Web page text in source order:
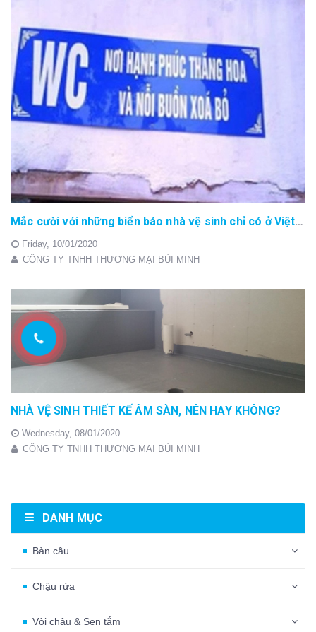
Mắc cười với những biển báo nhà vệ sinh chỉ có ở Việt Nam
Friday, 10/01/2020
CÔNG TY TNHH THƯƠNG MẠI BÙI MINH
NHÀ VỆ SINH THIẾT KẾ ÂM SÀN, NÊN HAY KHÔNG?
Wednesday, 08/01/2020
CÔNG TY TNHH THƯƠNG MẠI BÙI MINH
DANH MỤC
Bàn cầu
Chậu rửa
Vòi chậu & Sen tắm